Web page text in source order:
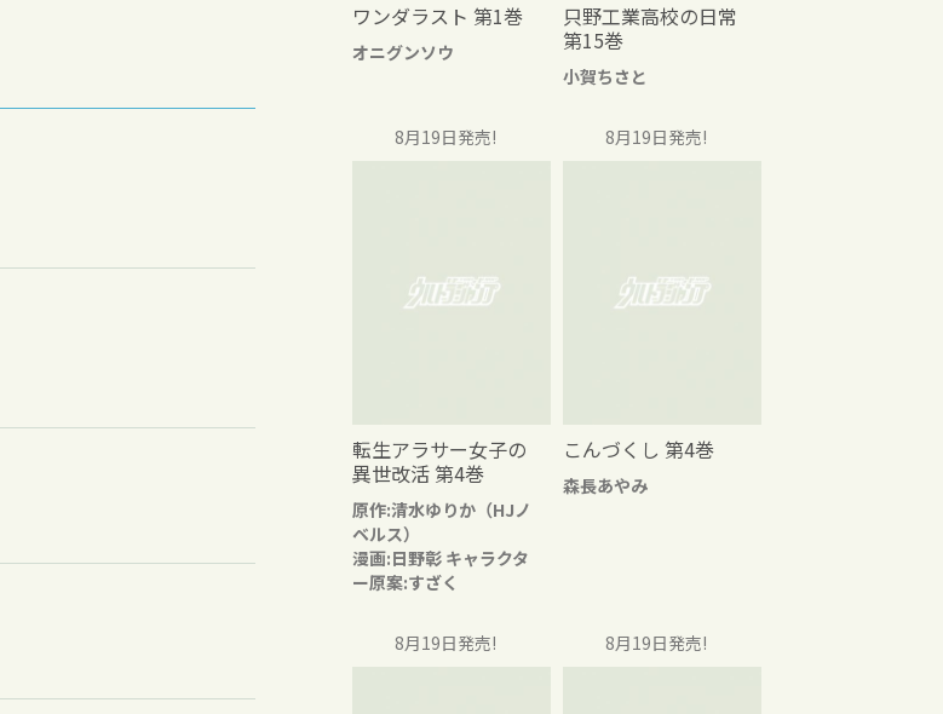
ワンダラスト 第1巻
オニグンソウ
只野工業高校の日常
第15巻
小賀ちさと
8月19日発売!
転生アラサー女子の
異世改活 第4巻
原作:清水ゆりか（HJノ
ベルス）
漫画:日野彰 キャラクタ
ー原案:すざく
8月19日発売!
こんづくし 第4巻
森長あやみ
8月19日発売! 8月19日発売!